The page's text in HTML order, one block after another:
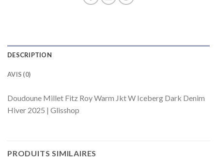
DESCRIPTION
AVIS (0)
Doudoune Millet Fitz Roy Warm Jkt W Iceberg Dark Denim
Hiver 2025 | Glisshop
PRODUITS SIMILAIRES